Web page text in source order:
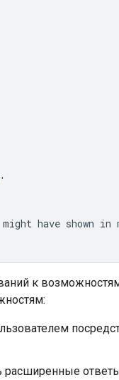
have shown in
к